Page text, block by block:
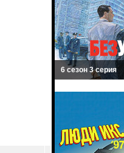
6 сезон 3 серия